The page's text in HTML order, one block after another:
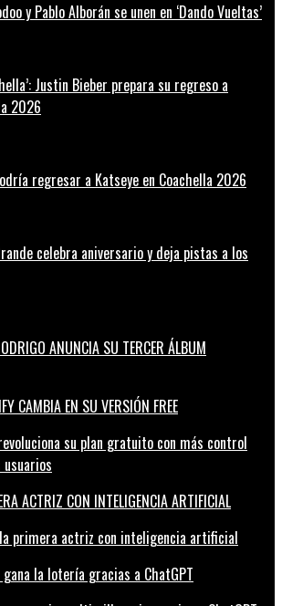
y Pablo Alborán se unen en ‘Dando Vueltas’
Justin Bieber prepara su regreso a
2026
regresar a Katseye en Coachella 2026
celebra aniversario y deja pistas a los
ANUNCIA SU TERCER ÁLBUM
su plan gratuito con más control
usuarios
primera actriz con inteligencia artificial